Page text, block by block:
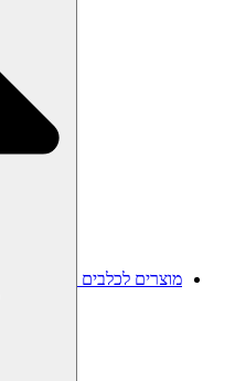
מוצרים לכלבים